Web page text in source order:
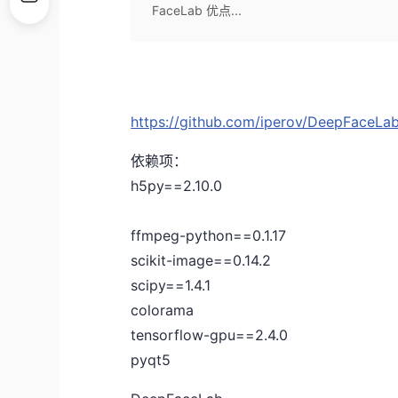
FaceLab 优点...
https://github.com/iperov/
依赖项：
h5py==2.10.0
ffmpeg-python==0.1.17
scikit-image==0.14.2
scipy==1.4.1
colorama
tensorflow-gpu==2.4.0
pyqt5